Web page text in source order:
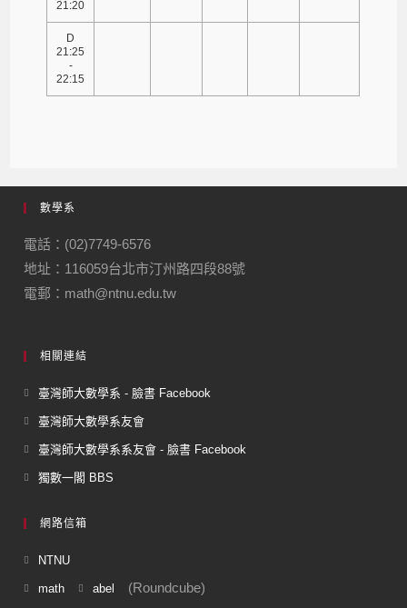
21:20
D
21:25
-
22:15
數學系
電話：(02)7749-6576
地址：116059台北市汀州路四段88號
電郵：math@ntnu.edu.tw
相關連結
臺灣師大數學系 - 臉書 Facebook
臺灣師大數學系友會
臺灣師大數學系系友會 - 臉書 Facebook
獨數一閣 BBS
網路信箱
NTNU
math abel (Roundcube)